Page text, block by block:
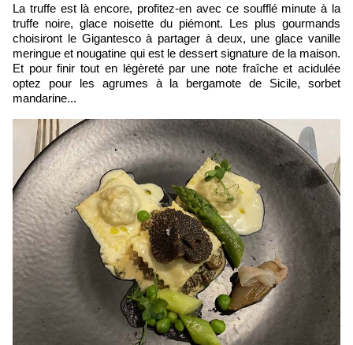
La truffe est là encore, profitez-en avec ce soufflé minute à la
truffe noire, glace noisette du piémont. Les plus gourmands
choisiront le Gigantesco à partager à deux, une glace vanille
meringue et nougatine qui est le dessert signature de la maison.
Et pour finir tout en légèreté par une note fraîche et acidulée
optez pour les agrumes à la bergamote de Sicile, sorbet
mandarine...